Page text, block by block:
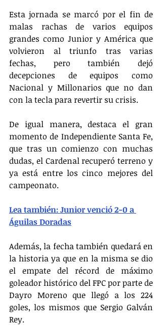
Esta jornada se marcó por el fin de
malas rachas de varios equipos
grandes como Junior y América que
volvieron al triunfo tras varias
fechas, pero también dejó
decepciones de equipos como
Nacional y Millonarios que no dan
con la tecla para revertir su crisis.
De igual manera, destaca el gran
momento de Independiente Santa Fe,
que tras un comienzo con muchas
dudas, el Cardenal recuperó terreno y
ya está entre los cinco mejores del
campeonato.
Lea también: Junior venció 2-0 a
Águilas Doradas
Además, la fecha también quedará en
la historia ya que en la misma se dio
el empate del récord de máximo
goleador histórico del FPC por parte de
Dayro Moreno que llegó a los 224
goles, los mismos que Sergio Galván
Rey.